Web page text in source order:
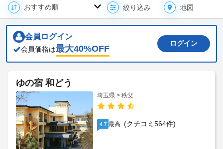
絞り込み 地図
会員ログイン
会員価格は最大40%OFF
ログイン
ゆの宿 和どう
埼玉県 > 秩父
4.7 最高 (クチコミ564件)